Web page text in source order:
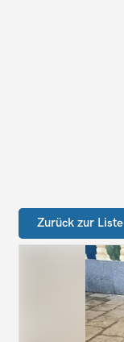
Zurück zur Liste